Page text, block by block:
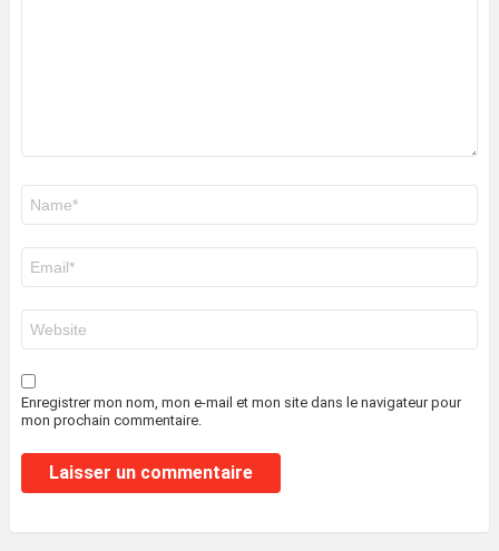
mail
*
web
Enregistrer mon nom, mon e-mail et mon site dans le navigateur pour
mon prochain commentaire.